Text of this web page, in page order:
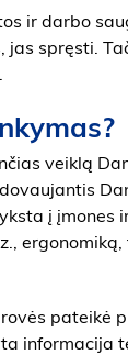
ir darbo
spręsti.
veiklą
į įmones
pateikė
informacija